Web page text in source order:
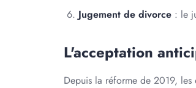
Jugement de divorce : le
L'acceptation
Depuis la réforme de 2019,